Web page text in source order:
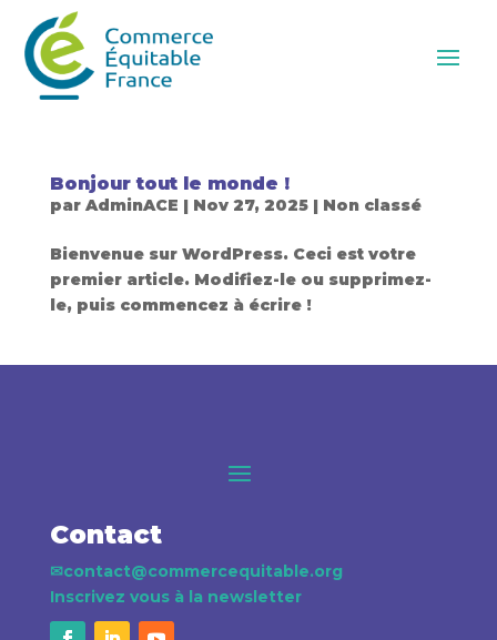
Bonjour tout le monde !
par AdminACE | Nov 27, 2025| Non classé
Bienvenue sur WordPress. Ceci est votre
premier article. Modifiez-le ou supprimez-
le, puis commencez à écrire !
Contact
✉contact@commercequitable.org
Inscrivez vous à la newsletter